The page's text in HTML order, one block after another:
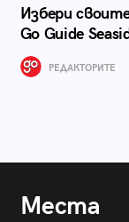
Избери
Go Guide
РЕДАКТОРИТЕ
Места